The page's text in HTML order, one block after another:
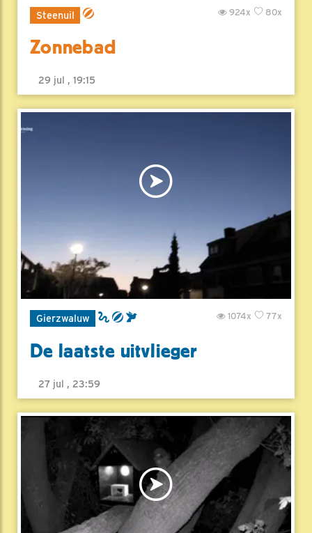
Steenuil 80x
924x
Zonnebad
29 jul , 19:15
Gierzwaluw 77x
1074x
De laatste uitvlieger
27 jul , 23:59